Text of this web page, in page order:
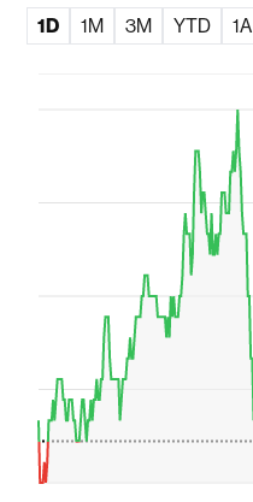
1D 1M 3M YTD 1A